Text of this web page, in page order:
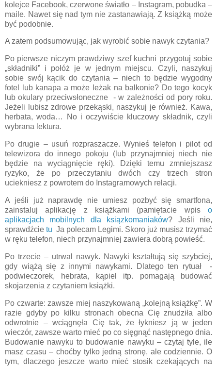
kolejce Facebook, czerwone światło – Instagram, pobudka –
maile. Nawet się nad tym nie zastanawiają. Z książką może
być podobnie.
A zatem podsumowując, jak wyrobić sobie nawyk czytania?
Po pierwsze niczym prawdziwy szef kuchni przygotuj sobie
„składniki” i połóż je w jednym miejscu. Czyli, naszykuj
sobie swój kącik do czytania – niech to będzie wygodny
fotel lub kanapa a może leżak na balkonie? Do tego kocyk
lub okulary przeciwsłoneczne
- w zależności od pory roku.
Jeżeli lubisz zdrowe przekąski, naszykuj je również. Kawa,
herbata, woda… No i oczywiście kluczowy składnik, czyli
wybrana lektura.
Po drugie – usuń rozpraszacze. Wynieś telefon i pilot od
telewizora do innego pokoju (lub przynajmniej niech nie
będzie na wyciągnięcie ręki). Dzięki temu zmniejszasz
ryzyko, że po przeczytaniu dwóch czy trzech stron
uciekniesz z powrotem do Instagramowych relacji.
A jeśli już naprawdę nie umiesz pozbyć się smartfona,
zainstaluj aplikację z książkami (pamiętacie wpis o
aplikacjach mobilnych dla ksiązkomaniaków? Jeśli nie,
sprawdźcie tu Ja polecam Legimi. Skoro już musisz trzymać
w ręku telefon, niech przynajmniej zawiera dobrą powieść.
Po trzecie – utrwal nawyk. Nawyki kształtują się szybciej,
gdy wiążą się z innymi nawykami. Dlatego ten rytuał
-
podwieczorek, hebrata, kąpiel itp. pomagają budować
skojarzenia z czytaniem książki.
Po czwarte: zawsze miej naszykowaną „kolejną książkę”. W
razie gdyby po kilku stronach obecna Cię znudziła albo
odwrotnie – wciągnęła Cię tak, że łykniesz ją w jeden
wieczór, zawsze warto mieć po co sięgnąć następnego dnia.
Budowanie nawyku to budowanie nawyku – czytaj tyle, ile
masz czasu – choćby tylko jedną stronę, ale codziennie. O
tym, dlaczego jeszcze warto mieć stosik czekających na